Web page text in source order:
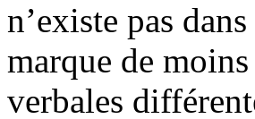
n’existe pas
marque de
verbales